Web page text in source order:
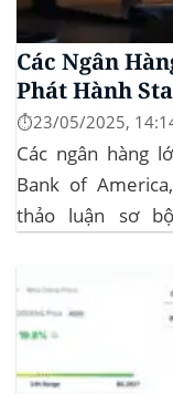
Các Ngân
Phát Hành
⏱️23/05/2025,
Các ngân hàng
Bank of
thảo luận sơ
tiền điện tử. Các...